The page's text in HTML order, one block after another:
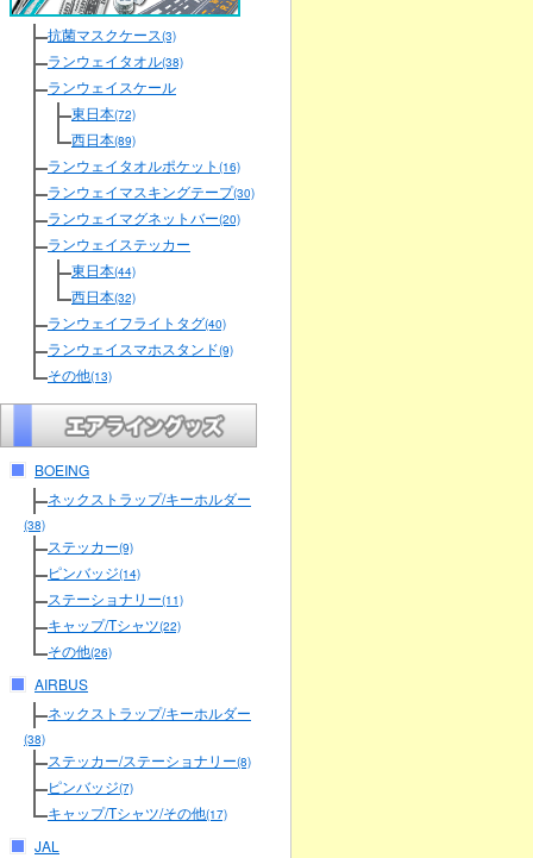
抗菌マスクケース(3)
ランウェイタオル(38)
ランウェイスケール
東日本(72)
西日本(89)
ランウェイタオルポケット (16)
ランウェイマスキングテープ(30)
ランウェイマグネットバー(20)
ランウェイステッカー
東日本(44)
西日本(32)
ランウェイフライトタグ(40)
ランウェイスマホスタンド(9)
その他(13)
BOEING
ネックストラップ/キーホルダー
(38)
ステッカー(9)
ピンバッジ(14)
ステーショナリー(11)
キャップ/Tシャツ(22)
その他(26)
AIRBUS
ネックストラップ/キーホルダー
(38)
ステッカー/ステーショナリー(8)
ピンバッジ(7)
キャップ/Tシャツ/その他(17)
JAL